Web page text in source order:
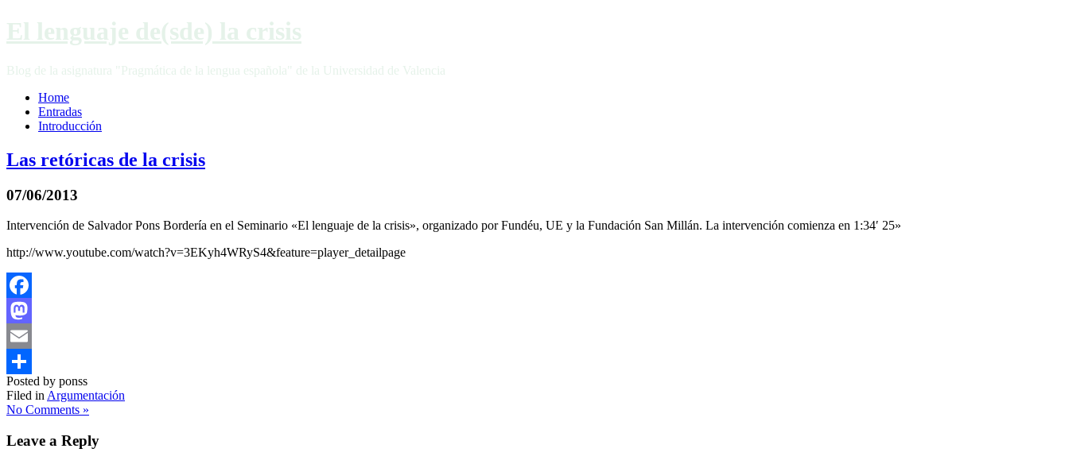
El lenguaje de(sde) la crisis
Blog de la asignatura "Pragmática de la lengua española" de la Universidad de Valencia
Home
Entradas
Introducción
Las retóricas de la crisis
07/06/2013
Intervención de Salvador Pons Bordería en el Seminario «El lenguaje de la crisis», organizado por Fundéu, UE y la Fundación San Millán. La intervención comienza en 1:34′ 25»
http://www.youtube.com/watch?v=3EKyh4WRyS4&feature=player_detailpage
Facebook
Mastodon
Email
Compartir
Posted by ponss
Filed inArgumentación
No Comments »
Leave a Reply